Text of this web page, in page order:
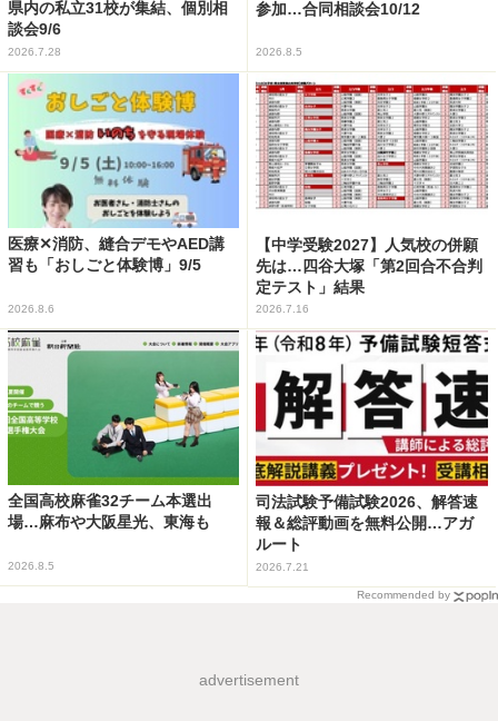
県内の私立31校が集結、個別相
談会9/6
2026.7.28
参加…合同相談会10/12
2026.8.5
医療✕消防、縫合デモやAED講
習も「おしごと体験博」9/5
2026.8.6
【中学受験2027】人気校の併願
先は…四谷大塚「第2回合不合判
定テスト」結果
2026.7.16
全国高校麻雀32チーム本選出
場…麻布や大阪星光、東海も
2026.8.5
司法試験予備試験2026、解答速
報＆総評動画を無料公開…アガ
ルート
2026.7.21
Recommended by
advertisement